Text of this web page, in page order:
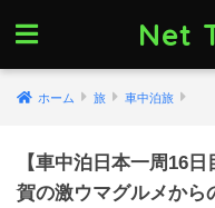
Net
ホーム 旅 車中泊旅
【車中泊日本一周16
賀の激ウマグルメから